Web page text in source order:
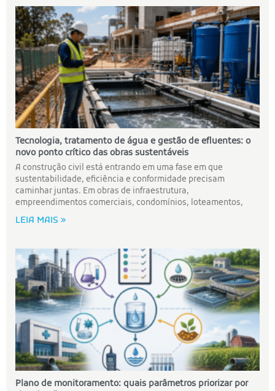
Tecnologia, tratamento de água e gestão de efluentes: o
novo ponto crítico das obras sustentáveis
A construção civil está entrando em uma fase em que
sustentabilidade, eficiência e conformidade precisam
caminhar juntas. Em obras de infraestrutura,
empreendimentos comerciais, condomínios, loteamentos,
LEIA MAIS »
Plano de monitoramento: quais parâmetros priorizar por